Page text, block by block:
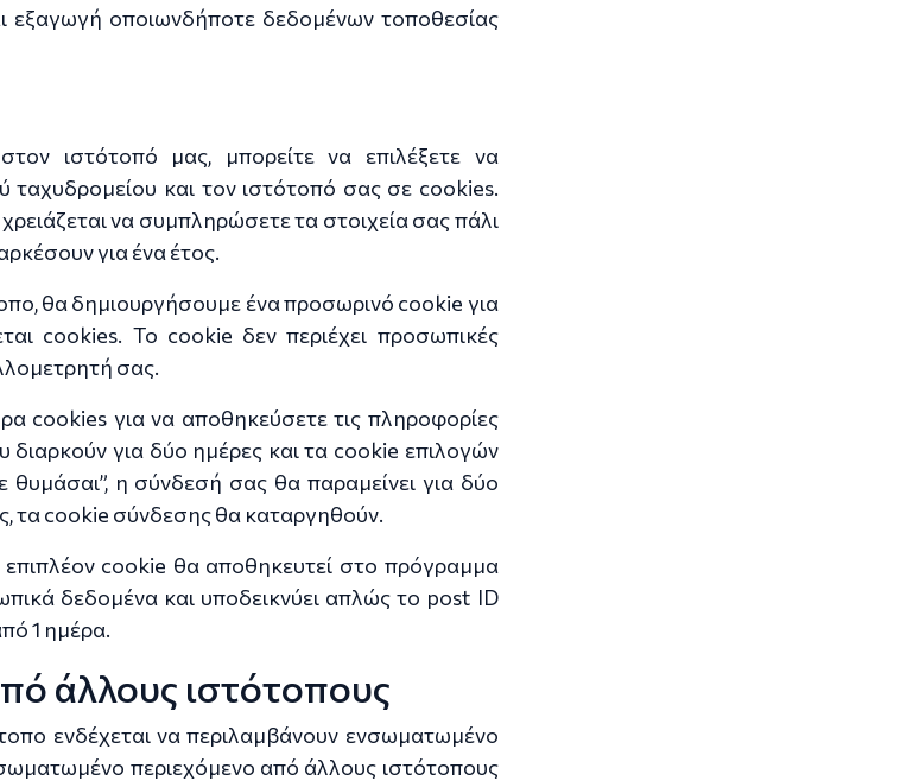
οποιωνδήποτε δεδομένων τοποθεσίας
ιστότοπό μας, μπορείτε να επιλέξετε να
ταχυδρομείου και τον ιστότοπό σας σε cookies.
να συμπληρώσετε τα στοιχεία σας πάλι
για ένα έτος.
θα δημιουργήσουμε ένα προσωρινό cookie για
cookies. Το cookie δεν περιέχει προσωπικές
σας.
cookies για να αποθηκεύσετε τις πληροφορίες
διαρκούν για δύο ημέρες και τα cookie επιλογών
θυμάσαι”, η σύνδεσή σας θα παραμείνει για δύο
τα cookie σύνδεσης θα καταργηθούν.
cookie θα αποθηκευτεί στο πρόγραμμα
δεδομένα και υποδεικνύει απλώς το post ID
1 ημέρα.
άλλους ιστότοπους
ενδέχεται να περιλαμβάνουν ενσωματωμένο
περιεχόμενο από άλλους ιστότοπους